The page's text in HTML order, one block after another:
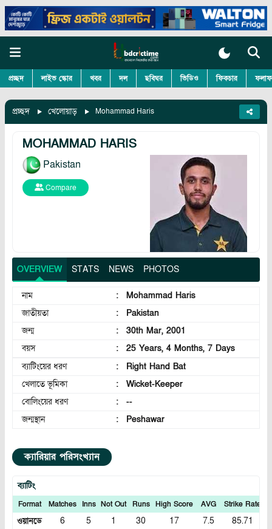
প্রচ্ছদ লাইভ স্কোর খবর দল ছবিঘর ভিডিও ফিকচার
প্রচ্ছদ খেলোয়াড় Mohammad Haris
MOHAMMAD HARIS
Pakistan
Compare
OVERVIEW STATS NEWS PHOTOS
নাম :
Mohammad Haris
জাতীয়তা
:
Pakistan
জন্ম
:
30th Mar, 2001
বয়স
:
25 Years, 4 Months, 7 Days
ব্যাটিংয়ের ধরণ
:
Right Hand Bat
খেলাতে ভূমিকা
:
Wicket-Keeper
বোলিংয়ের ধরণ
:
--
জন্মস্থান
: Peshawar
ক্যারিয়ার পরিসংখ্যান
ব্যাটিং
Format Matches Inns Not Out Runs High Score AVG Strike Rate
ওয়ানডে 6 5 1 30 17 7.5
85.71